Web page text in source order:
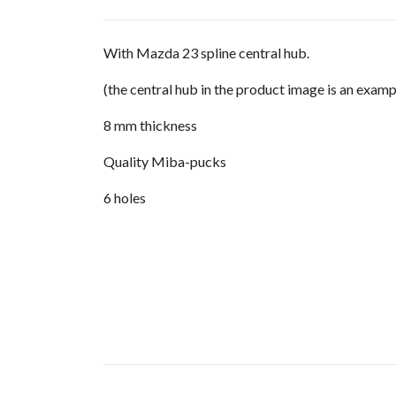
With Mazda 23 spline central hub.
(the central hub in the product image is an
8 mm thickness
Quality Miba-pucks
6 holes